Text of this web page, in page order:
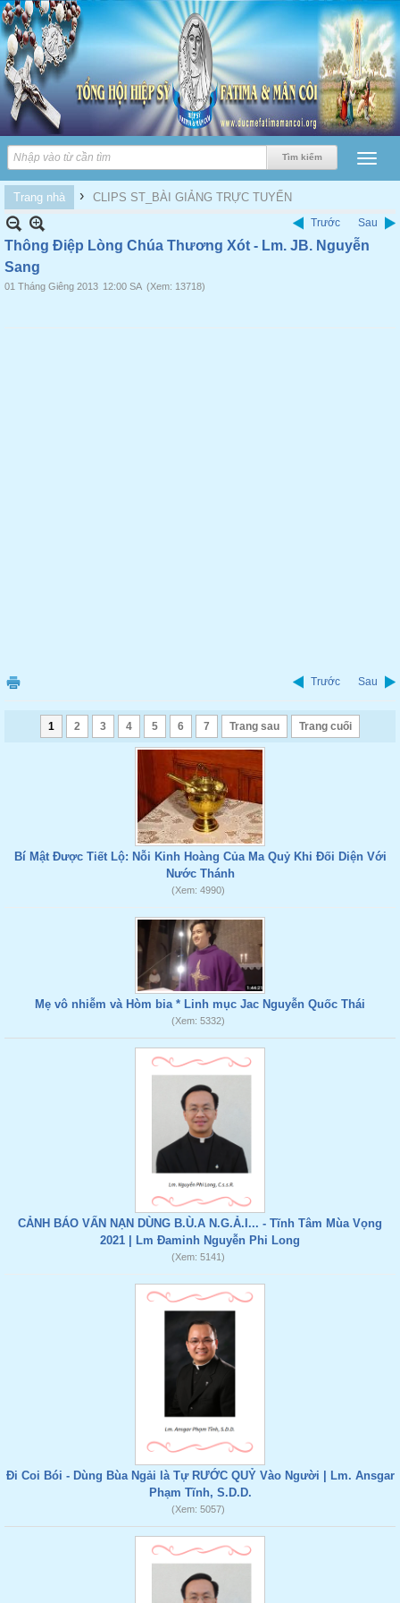
Trang nhà › CLIPS ST_BÀI GIẢNG TRỰC TUYẾN
Trước Sau
Thông Điệp Lòng Chúa Thương Xót - Lm. JB. Nguyễn
Sang
01 Tháng Giêng 2013 12:00 SA (Xem: 13718)
Trước Sau
1 2 3 4 5 6 7 Trang sau Trang cuối
Bí Mật Được Tiết Lộ: Nỗi Kinh Hoàng Của Ma Quỷ Khi Đối Diện Với
Nước Thánh
(Xem: 4990)
Mẹ vô nhiễm và Hòm bia * Linh mục Jac Nguyễn Quốc Thái
(Xem: 5332)
CẢNH BÁO VẤN NẠN DÙNG B.Ù.A N.G.Ả.I... - Tĩnh Tâm Mùa Vọng
2021 | Lm Đaminh Nguyễn Phi Long
(Xem: 5141)
Đi Coi Bói - Dùng Bùa Ngải là Tự RƯỚC QUỶ Vào Người | Lm. Ansgar
Phạm Tĩnh, S.D.D.
(Xem: 5057)